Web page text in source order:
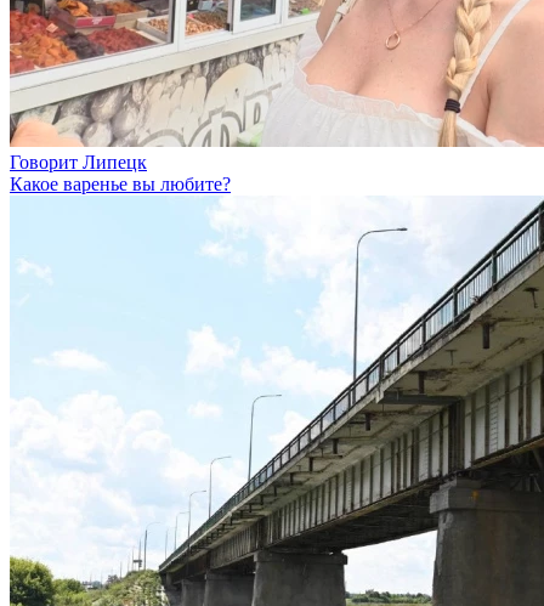
Говорит Липецк
Какое варенье вы любите?